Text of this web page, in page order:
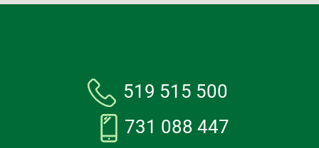
519 515 500
731 088 447